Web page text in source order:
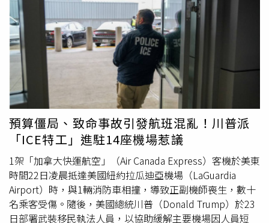
政策與決策進行反擊」。1名不具名的資深執法人員向《路
透社》表示，FBI目前正詳細檢視艾倫的社群媒體活動與數
位足跡，以釐清攻擊動機，「這件事正在被密切調查。」調
查內容包括檢視1個與艾倫有關聯的去中心化「Bluesky」
社群媒體帳號。該帳號在槍擊案前數週曾發布與轉貼多則反
川普訊息。相關貼文除了批評美國對伊朗的軍事行動外，也
猛烈抨擊川普政府的移民執法政策、全球首富馬斯克（Elon
Musk），以及俄羅斯對烏克蘭的戰爭。此外，該帳號也曾
轉發1則貼文，呼籲對川普進行彈劾，因為這位美國總統曾
在4月7日威脅摧毀伊朗文明。該帳號還轉發過批評那些計畫
出席白宮記者晚宴之記者的內容。FBI同時檢視1則2024年
的貼文。該貼文來自另1個與艾倫有關聯的帳號，內容引用
《聖經》經文，並在回應川普女兒蒂芬妮（Tiffany Trump）
的訊息時，疑似將川普形容為「魔鬼」。該名官員表示，
FBI之所以聚焦於艾倫的網路活動，部分原因是希望避免外
且高度成功的讓美國更安全與更有保障的努力，是我一生的
榮耀。」她表示未來1個月將會把職務交接給布蘭奇。布蘭
奇亦在社群媒體感謝川普並讚揚邦迪，承諾將「竭盡所能維
護美國安全。」在擔任美國最高執法官期間，邦迪積極推動
川普的政策議程，並削弱司法部長期以來在調查中相對於白
宮的獨立性傳統。然而，對於艾普斯坦檔案的反覆批評，包
括來自川普盟友及部分共和黨議員，最終導致她的下台。邦
迪被指控在司法部對艾普斯坦性交易調查的紀錄公開上進行
掩蓋或管理不當。報導補充，據知情人士透露，川普於1日
在白宮會議中告知邦迪，他正考慮更換司法部長。消息人士
與另1位知情者表示，川普盟友近日鼓勵他「快刀斬亂
麻」，將邦迪解職。1名白宮高級官員向《路透社》表示，
川普過去數月曾多次表達對邦迪的不滿。該官員指出，川普
曾考慮由環境保護署署長澤爾丁（Lee Zeldin）接任，也討
論過其他人選。邦迪1日的大部分時間與川普同行，包括早
預算僵局、致命事故引發航班混亂！川普派
「ICE特工」進駐14座機場惹議
1架「加拿大快運航空」（Air Canada Express）客機於美東
時間22日凌晨抵達美國紐約拉瓜迪亞機場（LaGuardia
Airport）時，與1輛消防車相撞，導致正副機師喪生，數十
名乘客受傷。隨後，美國總統川普（Donald Trump）於23
日部署武裝移民執法人員，以協助緩解主要機場因人員短